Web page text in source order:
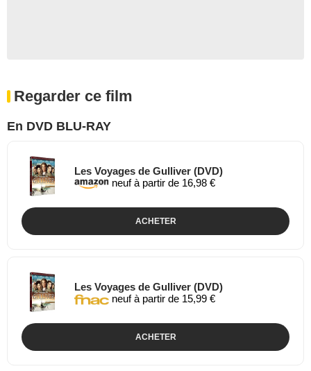
Regarder ce film
En DVD BLU-RAY
Les Voyages de Gulliver (DVD)
neuf à partir de 16,98 €
ACHETER
Les Voyages de Gulliver (DVD)
neuf à partir de 15,99 €
ACHETER